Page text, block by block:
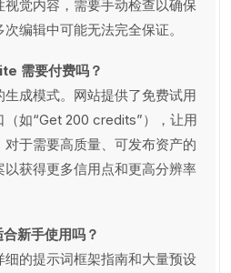
觉内容，需要手动检查以确保
编辑中可能无法完全保证。
需要付费吗？
成模式。网站提供了免费试用
如“Get 200 credits”），让用
于需要高质量、可发布资产的
获得更多信用点和更高分辨率
新手使用吗？
的提示词框架指南和大量预设